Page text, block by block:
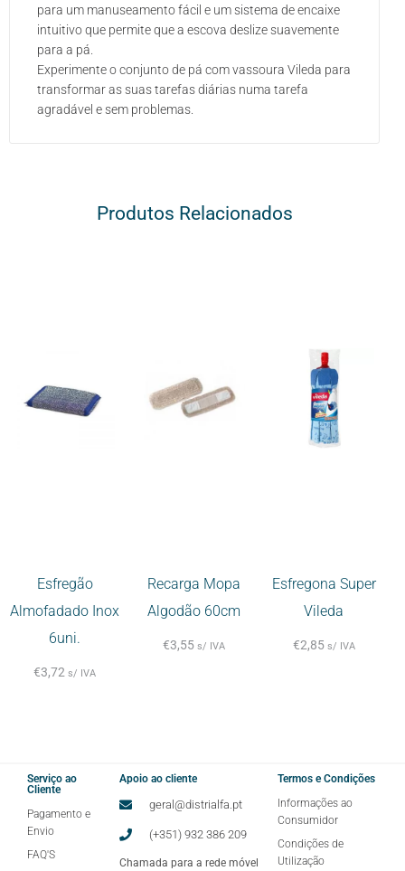
para um manuseamento fácil e um sistema de encaixe
intuitivo que permite que a escova deslize suavemente
para a pá.
Experimente o conjunto de pá com vassoura Vileda para
transformar as suas tarefas diárias numa tarefa
agradável e sem problemas.
Produtos Relacionados
Esfregão
Almofadado Inox
6uni.
€3,72 s/ IVA
Recarga Mopa
Algodão 60cm
€3,55 s/ IVA
Esfregona Super
Vileda
€2,85 s/ IVA
Serviço ao
Cliente
Pagamento e
Envio
FAQ'S
Apoio ao cliente
geral@distrialfa.pt
(+351) 932 386 209
Chamada para a rede móvel
Termos e Condições
Informações ao
Consumidor
Condições de
Utilização